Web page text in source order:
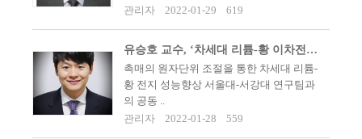
관리자
2022-01-29 619
유승호 교수, ‘차세대 리튬-황 이차전지’ 개발
촉매의 원자단위 조절을 통한 차세대 리튬-
황 전지 성능향상 서울대-서강대 연구팀과
의 공동 ..
관리자
2022-01-28 559